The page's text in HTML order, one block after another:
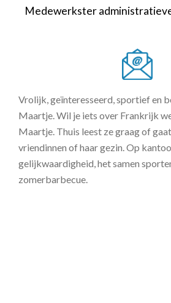
Medewerkster
Vrolijk, geïnteresseerd, sportief en
Maartje. Wil je iets over Frankrijk
Maartje. Thuis leest ze graag of
vriendinnen of haar gezin. Op
gelijkwaardigheid, het samen
zomerbarbecue.